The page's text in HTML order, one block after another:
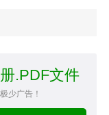
.PDF文件
少广告！